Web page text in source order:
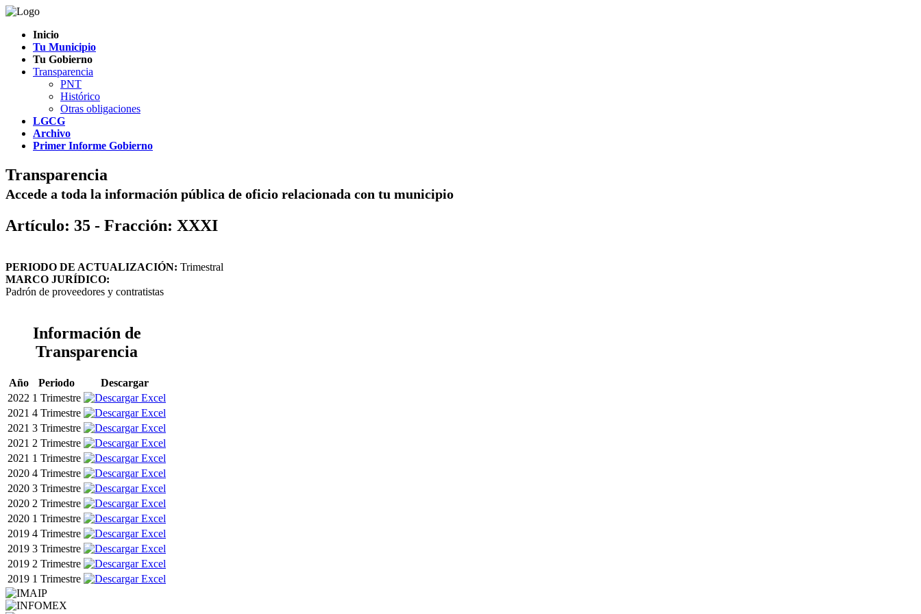
Inicio
Tu Municipio
Tu Gobierno
Transparencia
PNT
Histórico
Otras obligaciones
LGCG
Archivo
Primer Informe Gobierno
Transparencia
Accede a toda la información pública de oficio relacionada con tu municipio
Artículo: 35 - Fracción: XXXI
PERIODO DE ACTUALIZACIÓN: Trimestral
MARCO JURÍDICO:
Padrón de proveedores y contratistas
Información de
Transparencia
Año Periodo
Descargar
2022 1 Trimestre
2021 4 Trimestre
2021 3 Trimestre
2021 2 Trimestre
2021 1 Trimestre
2020 4 Trimestre
2020 3 Trimestre
2020 2 Trimestre
2020 1 Trimestre
2019 4 Trimestre
2019 3 Trimestre
2019 2 Trimestre
2019 1 Trimestre